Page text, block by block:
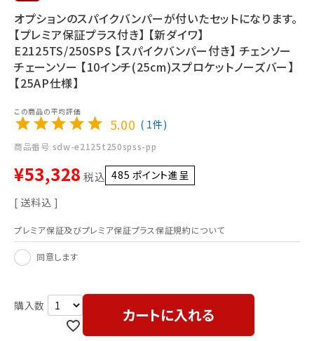
FAXでのご注文
0739-72-4532 24時間受付
オプションのスパイクバンパーが付いたセットになります。
【プレミア保証プラス付き】 【新ダイワ】
E2125TS/250SPS 【スパイクバンパー付き】 チェンソー
チェーンソー 【10インチ(25cm)スプロケットノーズバー】
【25AP仕様】
5.00 1
商品番号 sdw-e2125t250spss-pp
¥53,328 税込 485 ポイント進呈 ]
送料込
プレミア保証及びプレミア保証プラス保証規約について
同意します
カートに入れる